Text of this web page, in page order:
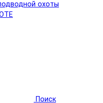
охоты
Поиск